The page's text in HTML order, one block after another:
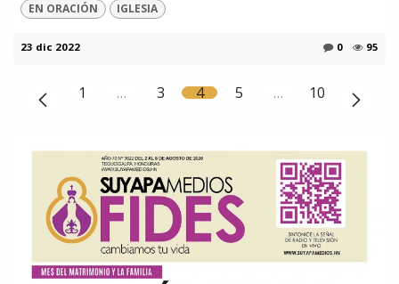
EN ORACIÓN IGLESIA
23 dic 2022 0 95
1 … 3 4 5 … 10